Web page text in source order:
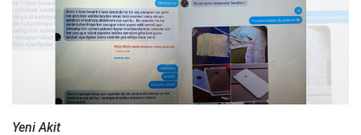
Yeni Akit